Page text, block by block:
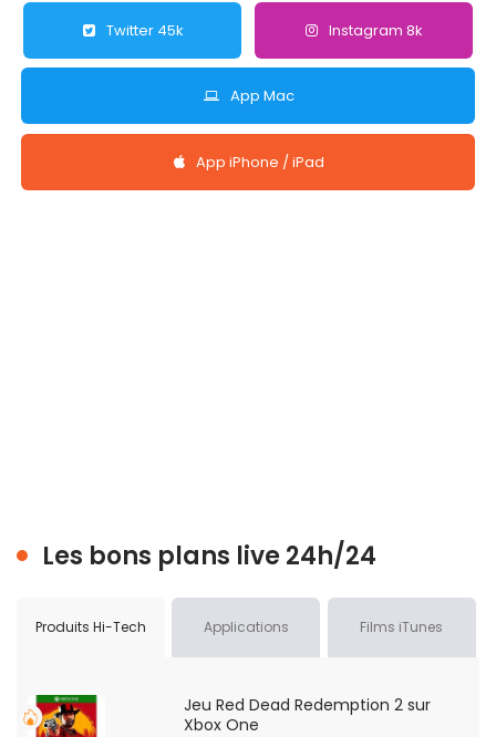
Twitter 45k Instagram 8k
App Mac
App iPhone / iPad
Les bons plans live 24h/24
Produits Hi-Tech Applications Films iTunes
Jeu Red Dead Redemption 2 sur
Xbox One